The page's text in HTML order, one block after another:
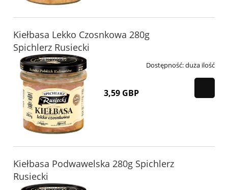
Kiełbasa Lekko Czosnkowa 280g
Spichlerz Rusiecki
Dostępność:duża ilość
3,59 GBP
Kiełbasa Podwawelska 280g Spichlerz
Rusiecki